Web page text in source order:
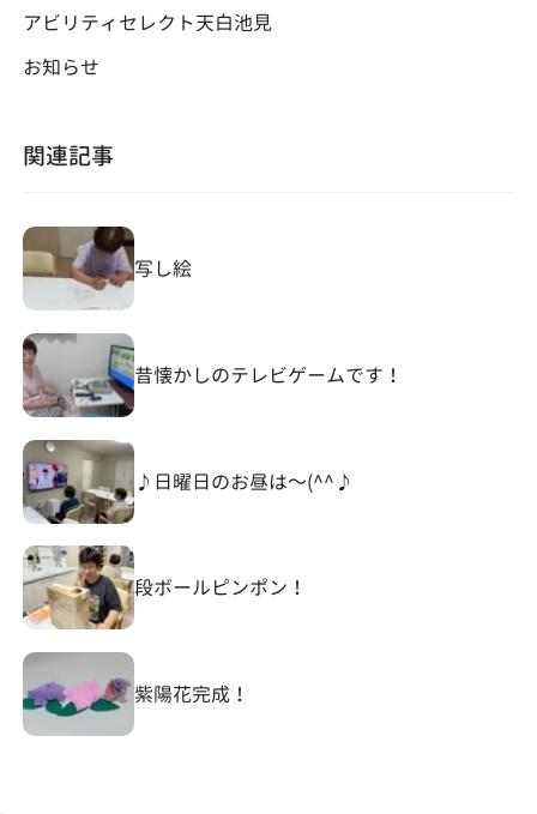
アビリティセレクト天白池見
お知らせ
関連記事
写し絵
昔懐かしのテレビゲームです！
♪日曜日のお昼は～(^^♪
段ボールピンポン！
紫陽花完成！